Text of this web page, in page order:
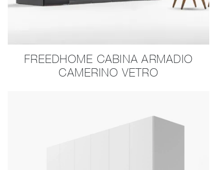
FREEDHOME CABINA ARMADIO
CAMERINO VETRO